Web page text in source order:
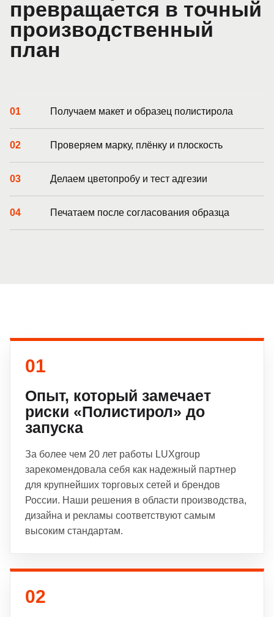
превращается в точный
производственный
план
Получаем макет и образец полистирола
Проверяем марку, плёнку и плоскость
Делаем цветопробу и тест адгезии
Печатаем после согласования образца
01
Опыт, который замечает
риски «Полистирол» до
запуска
За более чем 20 лет работы LUXgroup
зарекомендовала себя как надежный партнер
для крупнейших торговых сетей и брендов
России. Наши решения в области производства,
дизайна и рекламы соответствуют самым
высоким стандартам.
02